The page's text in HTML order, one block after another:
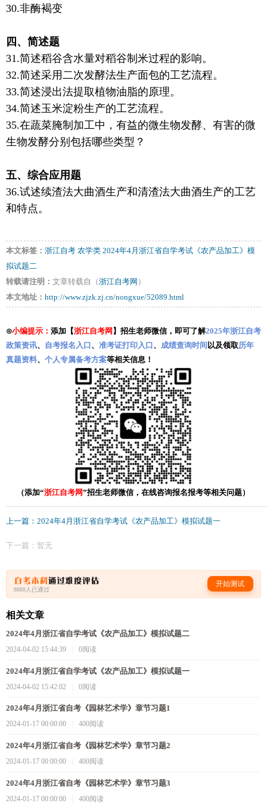
30.非酶褐变
四、简述题
31.简述稻谷含水量对稻谷制米过程的影响。
32.简述采用二次发酵法生产面包的工艺流程。
33.简述浸出法提取植物油脂的原理。
34.简述玉米淀粉生产的工艺流程。
35.在蔬菜腌制加工中，有益的微生物发酵、有害的微
生物发酵分别包括哪些类型？
五、综合应用题
36.试述续渣法大曲酒生产和清渣法大曲酒生产的工艺
和特点。
本文标签： 浙江自考 农学类 2024年4月浙江省自学考试《农产品加工》模
拟试题二
转载请注明： 文章转载自（浙江自考网 ）
本文地址： http://www.zjzk.zj.cn/nongxue/52089.html
⊙小编提示： 添加【浙江自考网 】招生老师微信，即可了解2025年浙江自考
政策资讯、 自考报名入口 、 准考证打印入口 、 成绩查询时间 以及领取历年
真题资料、 个人专属备考方案等相关信息！
（添加“浙江自考网”招生老师微信，在线咨询报名报考等相关问题）
上一篇：2024年4月浙江省自学考试《农产品加工》模拟试题一
下一篇：暂无
8888人已通过
开始测试
相关文章
2024年4月浙江省自学考试《农产品加工》模拟试题二
2024-04-02 15:44:39
|0阅读
2024年4月浙江省自学考试《农产品加工》模拟试题一
2024-04-02 15:42:02
|0阅读
2024年4月浙江省自考《园林艺术学》章节习题1
2024-01-17 00:00:00
|400阅读
2024年4月浙江省自考《园林艺术学》章节习题2
2024-01-17 00:00:00
|400阅读
2024年4月浙江省自考《园林艺术学》章节习题3
2024-01-17 00:00:00
|400阅读